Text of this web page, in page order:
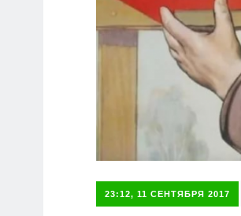
23:12, 11 СЕНТЯБРЯ 2017